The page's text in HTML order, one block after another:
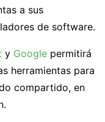
a sus
de software.
y Google permitirá
herramientas para
compartido, en